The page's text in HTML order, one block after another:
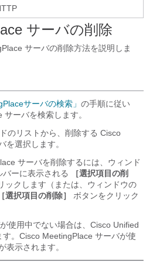
サーバの削除
サーバの削除方法を説明しま
サーバの検索」 の手順に従い
ーバを検索します。
のリストから、削除する Cisco
を選択します。
サーバを削除するには、ウィンド
ーに表示される
［選択項目の削
ックします（または、ウィンドウの
［選択項目の削除］
ボタンをクリック
使用中でない場合は、Cisco Unified
。Cisco MeetingPlace サーバが使
表示されます。